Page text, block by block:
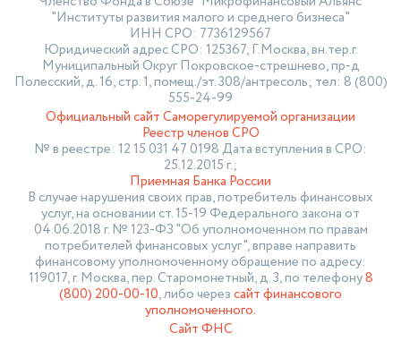
"Институты развития малого и среднего бизнеса"
ИНН СРО: 7736129567
Юридический адрес СРО: 125367, Г.Москва, вн.тер.г.
Муниципальный Округ Покровское-стрешнево, пр-д
Полесский, д. 16, стр. 1, помещ./эт. 308/антресоль; тел: 8 (800)
555-24-99
Официальный сайт Саморегулируемой организации
Реестр членов СРО
№ в реестре: 12 15 031 47 0198 Дата вступления в СРО:
25.12.2015 г.;
Приемная Банка России
В случае нарушения своих прав, потребитель финансовых
услуг, на основании ст. 15-19 Федерального закона от
04.06.2018 г. № 123-ФЗ "Об уполномоченном по правам
потребителей финансовых услуг", вправе направить
финансовому уполномоченному обращение по адресу:
119017, г. Москва, пер. Старомонетный, д. 3, по телефону8
(800) 200-00-10, либо черезсайт финансового
уполномоченного.
Сайт ФНС